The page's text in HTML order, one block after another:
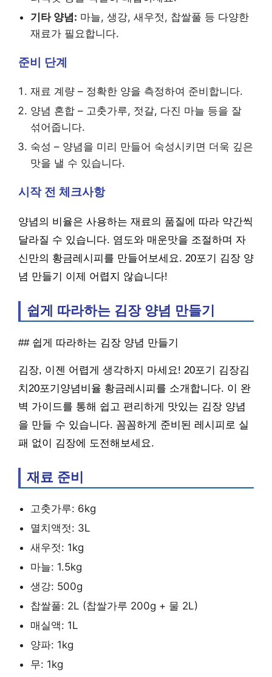
기타 양념: 마늘, 생강, 새우젓, 찹쌀풀 등 다양한
재료가 필요합니다.
준비 단계
재료 계량 – 정확한 양을 측정하여 준비합니다.
양념 혼합 – 고춧가루, 젓갈, 다진 마늘 등을 잘
섞어줍니다.
숙성 – 양념을 미리 만들어 숙성시키면 더욱 깊은
맛을 낼 수 있습니다.
시작 전 체크사항
양념의 비율은 사용하는 재료의 품질에 따라 약간씩
달라질 수 있습니다. 염도와 매운맛을 조절하며 자
신만의 황금레시피를 만들어보세요. 20포기 김장 양
념 만들기 이제 어렵지 않습니다!
쉽게 따라하는 김장 양념 만들기
## 쉽게 따라하는 김장 양념 만들기
김장, 이젠 어렵게 생각하지 마세요! 20포기 김장김
치20포기양념비율 황금레시피를 소개합니다. 이 완
벽 가이드를 통해 쉽고 편리하게 맛있는 김장 양념
을 만들 수 있습니다. 꼼꼼하게 준비된 레시피로 실
패 없이 김장에 도전해보세요.
재료 준비
고춧가루: 6kg
멸치액젓: 3L
새우젓: 1kg
마늘: 1.5kg
생강: 500g
찹쌀풀: 2L (찹쌀가루 200g + 물 2L)
매실액: 1L
양파: 1kg
무: 1kg